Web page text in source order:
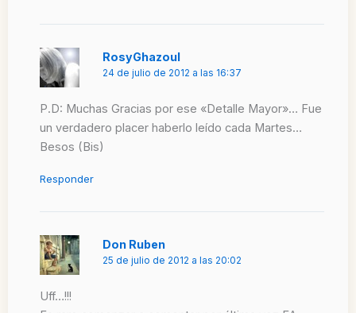
RosyGhazoul
24 de julio de 2012 a las 16:37
P.D: Muchas Gracias por ese «Detalle Mayor»… Fue
un verdadero placer haberlo leído cada Martes…
Besos (Bis)
Responder
Don Ruben
25 de julio de 2012 a las 20:02
Uff…!!!